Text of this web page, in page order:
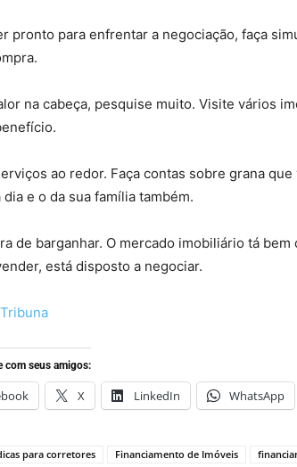
pronto para enfrentar a negociação, faça
na cabeça, pesquise muito. Visite vários
ao redor. Faça contas sobre grana
dia e o da sua família também.
de barganhar. O mercado imobiliário tá
está disposto a negociar.
com seus amigos:
X LinkedIn WhatsApp
para corretores Financiamento de Imóveis